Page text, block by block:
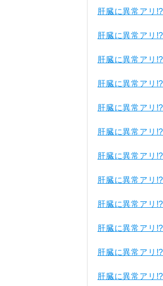
肝臓に異常アリ
肝臓に異常アリ
肝臓に異常アリ
肝臓に異常アリ
肝臓に異常アリ
肝臓に異常アリ
肝臓に異常アリ
肝臓に異常アリ
肝臓に異常アリ
肝臓に異常アリ
肝臓に異常アリ
肝臓に異常アリ